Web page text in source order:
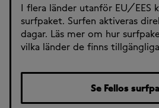
I flera länder utanför EU/EES
surfpaket. Surfen aktiveras
dagar. Läs mer om hur
vilka länder de finns
Se Fellos